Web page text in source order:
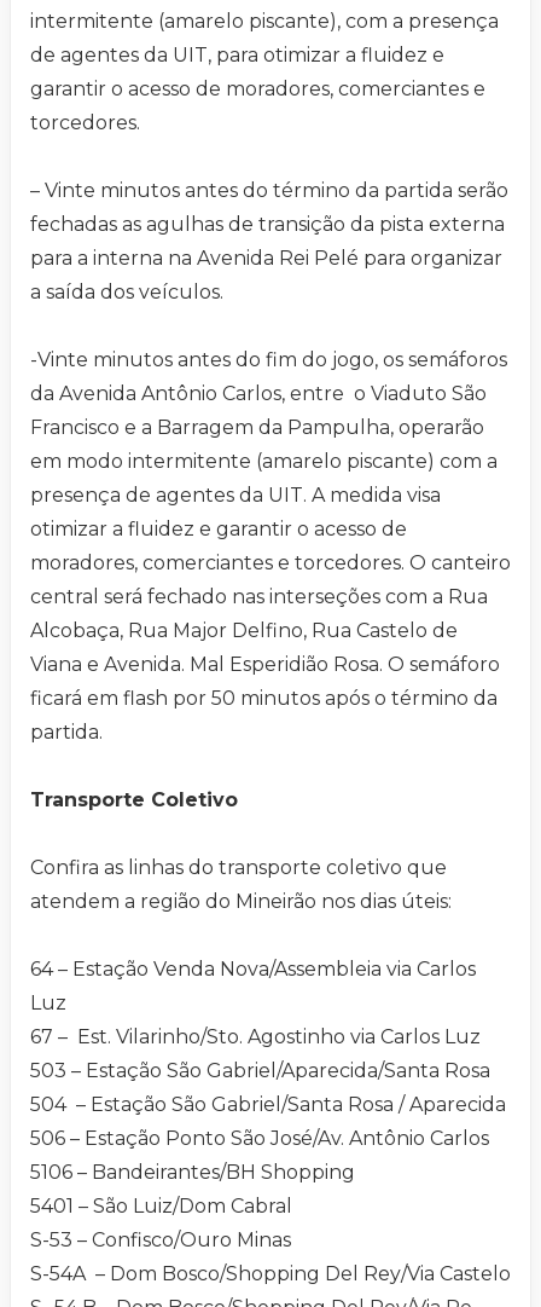
intermitente (amarelo piscante), com a presença
de agentes da UIT, para otimizar a fluidez e
garantir o acesso de moradores, comerciantes e
torcedores.
– Vinte minutos antes do término da partida serão
fechadas as agulhas de transição da pista externa
para a interna na Avenida Rei Pelé para organizar
a saída dos veículos.
-Vinte minutos antes do fim do jogo, os semáforos
da Avenida Antônio Carlos, entre o Viaduto São
Francisco e a Barragem da Pampulha, operarão
em modo intermitente (amarelo piscante) com a
presença de agentes da UIT. A medida visa
otimizar a fluidez e garantir o acesso de
moradores, comerciantes e torcedores. O canteiro
central será fechado nas interseções com a Rua
Alcobaça, Rua Major Delfino, Rua Castelo de
Viana e Avenida. Mal Esperidião Rosa. O semáforo
ficará em flash por 50 minutos após o término da
partida.
Transporte Coletivo
Confira as linhas do transporte coletivo que
atendem a região do Mineirão nos dias úteis:
64 – Estação Venda Nova/Assembleia via Carlos
Luz
67 – Est. Vilarinho/Sto. Agostinho via Carlos Luz
503 – Estação São Gabriel/Aparecida/Santa Rosa
504 – Estação São Gabriel/Santa Rosa / Aparecida
506 – Estação Ponto São José/Av. Antônio Carlos
5106 – Bandeirantes/BH Shopping
5401 – São Luiz/Dom Cabral
S-53 – Confisco/Ouro Minas
S-54A – Dom Bosco/Shopping Del Rey/Via Castelo